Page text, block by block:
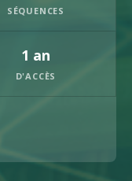
SÉQUENCES
1 an
D'ACCÈS